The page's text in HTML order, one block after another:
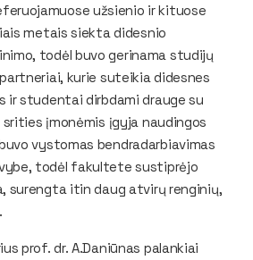
užsienio ir kituose
metais siekta didesnio
todėl buvo gerinama studijų
kurie suteikia didesnes
ir studentai dirbdami drauge su
įmonėmis įgyja naudingos
vystomas bendradarbiavimas
todėl fakultete sustiprėjo
surengta itin daug atvirų renginių,
prof. dr. A.Daniūnas palankiai